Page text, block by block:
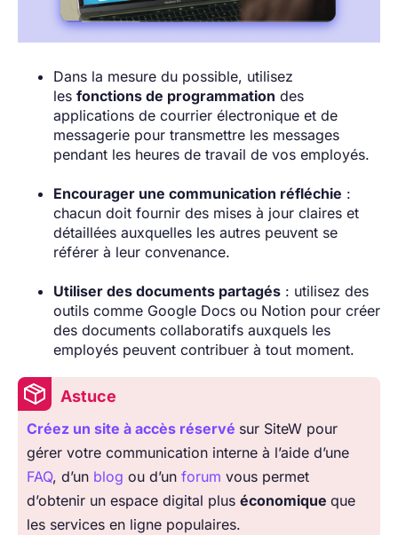
Dans la mesure du possible, utilisez
les fonctions de programmation des
applications de courrier électronique et de
messagerie pour transmettre les messages
pendant les heures de travail de vos employés.
Encourager une communication réfléchie :
chacun doit fournir des mises à jour claires et
détaillées auxquelles les autres peuvent se
référer à leur convenance.
Utiliser des documents partagés : utilisez des
outils comme Google Docs ou Notion pour créer
des documents collaboratifs auxquels les
employés peuvent contribuer à tout moment.
Astuce
Créez un site à accès réservé sur SiteW pour
gérer votre communication interne à l’aide d’une
FAQ, d’un blog ou d’un forum vous permet
d’obtenir un espace digital plus économique que
les services en ligne populaires.